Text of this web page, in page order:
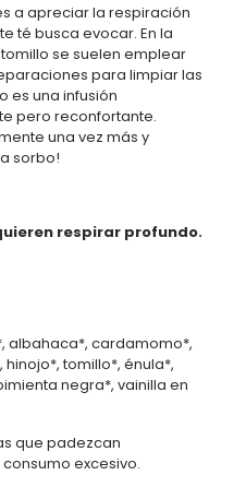
a apreciar la respiración
té busca evocar. En la
se suelen emplear
para limpiar las
es una infusión
pero reconfortante.
una vez más y
sorbo!
respirar profundo.
albahaca*, cardamomo*,
tomillo*, énula*,
negra*, vainilla en
que padezcan
excesivo.